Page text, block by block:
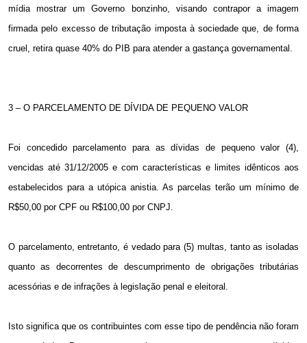
mídia mostrar um Governo bonzinho, visando contrapor a imagem
firmada pelo excesso de tributação imposta à sociedade que, de forma
cruel, retira quase 40% do PIB para atender a gastança governamental.
3 – O PARCELAMENTO DE DÍVIDA DE PEQUENO VALOR
Foi concedido parcelamento para as dívidas de pequeno valor (4),
vencidas até 31/12/2005 e com características e limites idênticos aos
estabelecidos para a utópica anistia. As parcelas terão um mínimo de
R$50,00 por CPF ou R$100,00 por CNPJ.
O parcelamento, entretanto, é vedado para (5) multas, tanto as isoladas
quanto as decorrentes de descumprimento de obrigações tributárias
acessórias e de infrações à legislação penal e eleitoral.
Isto significa que os contribuintes com esse tipo de pendência não foram